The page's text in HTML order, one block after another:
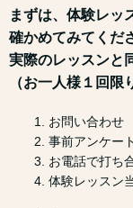
まずは、体験レッ
確かめてみてくだ
実際のレッスンと
（お一人様１回限
1. お問い合わ
2. 事前アンケ
3. お電話で打ち
4. 体験レッスン当